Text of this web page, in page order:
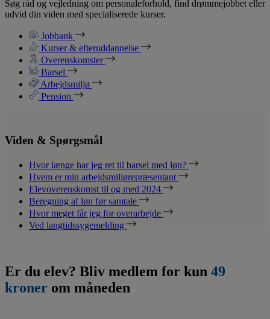
Søg råd og vejledning om personaleforhold, find drømmejobbet eller
udvid din viden med specialiserede kurser.
Jobbank
Kurser & efteruddannelse
Overenskomster
Barsel
Arbejdsmiljø
Pension
Viden & Spørgsmål
Hvor længe har jeg ret til barsel med løn?
Hvem er min arbejdsmiljørepræsentant
Elevoverenskomst til og med 2024
Beregning af løn før samtale
Hvor meget får jeg for overarbejde
Ved langtidssygemelding
Er du elev? Bliv medlem for kun 49
kroner om måneden